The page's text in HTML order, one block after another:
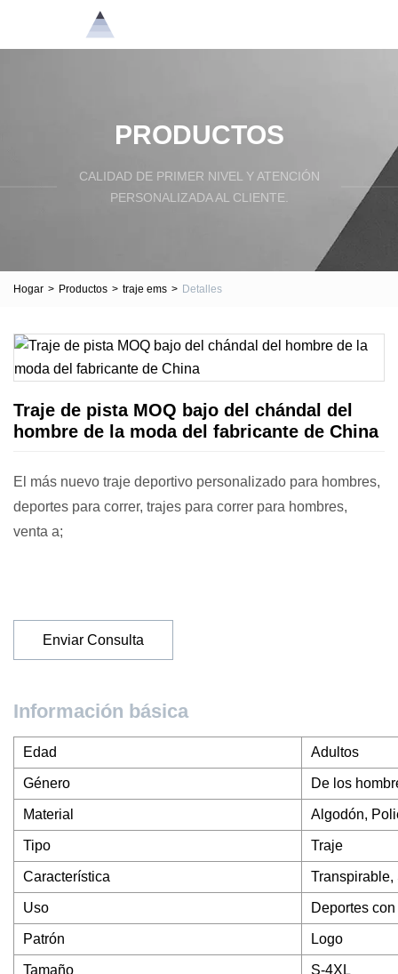
PRODUCTOS
CALIDAD DE PRIMER NIVEL Y ATENCIÓN
PERSONALIZADA AL CLIENTE.
Hogar > Productos > traje ems > Detalles
Traje de pista MOQ bajo del chándal del
hombre de la moda del fabricante de China
El más nuevo traje deportivo personalizado para hombres,
deportes para correr, trajes para correr para hombres,
venta a;
Enviar Consulta
Información básica
Edad Adultos
Género De los
Material Algodón,
Tipo Traje
Característica Transpirable,
Uso Deportes
Patrón Logo
Tamaño S-4XL